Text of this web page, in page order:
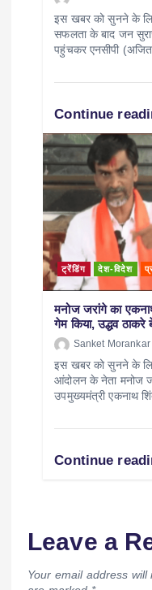
इस खबर को सुनने के
सफलता के बाद जन
पहुंचकर एनसीपी
Continue
ट्रेंडिंग देश-विदेश
मनोज जरांगे का
गेम किया, उद्धव
Sanket Morankar
इस खबर को सुनने के
आंदोलन के नेता मनोज
उपमुख्यमंत्री एकनाथ
Continue
Leave a
Your email address will